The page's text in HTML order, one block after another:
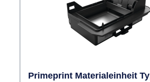
Primeprint Materialeinheit